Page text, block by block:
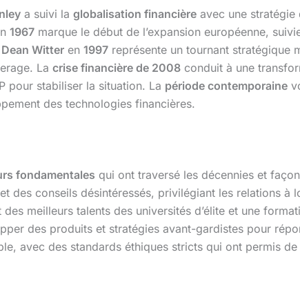
a suivi la globalisation financière avec une stratégie
1967 marque le début de l’expansion européenne,
Witter en 1997 représente un tournant stratégique
La crise financière de 2008 conduit à une
pour stabiliser la situation. La période contemporaine
des technologies financières.
fondamentales qui ont traversé les décennies et
des conseils désintéressés, privilégiant les relations à
meilleurs talents des universités d’élite et une
des produits et stratégies avant-gardistes pour
avec des standards éthiques stricts qui ont permis